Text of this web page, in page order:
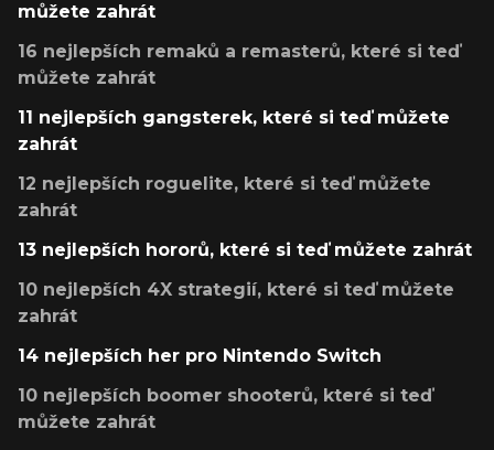
můžete zahrát
16 nejlepších remaků a remasterů, které si teď
můžete zahrát
11 nejlepších gangsterek, které si teď můžete
zahrát
12 nejlepších roguelite, které si teď můžete
zahrát
13 nejlepších hororů, které si teď můžete zahrát
10 nejlepších 4X strategií, které si teď můžete
zahrát
14 nejlepších her pro Nintendo Switch
10 nejlepších boomer shooterů, které si teď
můžete zahrát